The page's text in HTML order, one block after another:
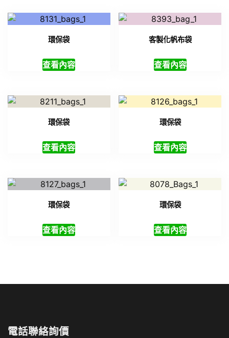
環保袋
查看內容
客製化帆布袋
查看內容
環保袋
查看內容
環保袋
查看內容
環保袋
查看內容
環保袋
查看內容
電話聯絡詢價